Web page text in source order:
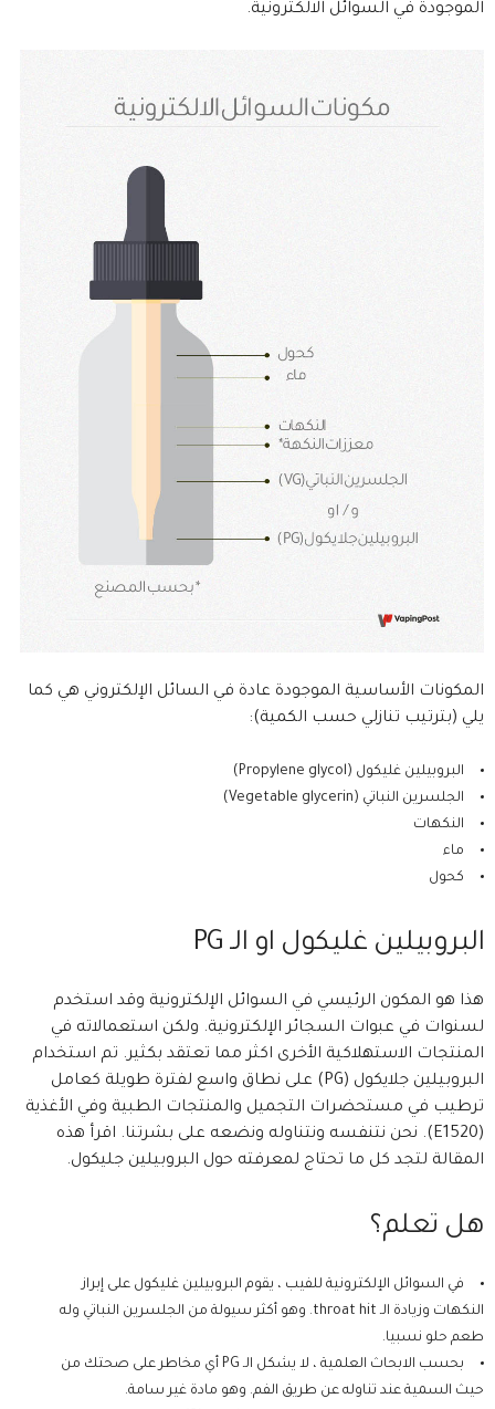
الموجودة في السوائل الالكترونية.
المكونات الأساسية الموجودة عادة في السائل الإلكتروني هي كما
يلي (بترتيب تنازلي حسب الكمية):
البروبيلين غليكول (Propylene glycol)
الجلسرين النباتي (Vegetable glycerin)
النكهات
ماء
كحول
البروبيلين غليكول او الـ PG
هذا هو المكون الرئيسي في السوائل الإلكترونية وقد استخدم
لسنوات في عبوات السجائر الإلكترونية. ولكن استعمالاته في
المنتجات الاستهلاكية الأخرى اكثر مما تعتقد بكثير. تم استخدام
البروبيلين جلايكول (PG) على نطاق واسع لفترة طويلة كعامل
ترطيب في مستحضرات التجميل والمنتجات الطبية وفي الأغذية
(E1520). نحن نتنفسه ونتناوله ونضعه على بشرتنا. اقرأ هذه
المقالة لتجد كل ما تحتاج لمعرفته حول البروبيلين جليكول.
هل تعلم؟
في السوائل الإلكترونية للفيب ، يقوم البروبيلين غليكول على إبراز
النكهات وزيادة الـ throat hit. وهو أكثر سيولة من الجلسرين النباتي وله
طعم حلو نسبيا.
بحسب الابحاث العلمية ، لا يشكل الـ PG أي مخاطر على صحتك من
حيث السمية عند تناوله عن طريق الفم. وهو مادة غير سامة.